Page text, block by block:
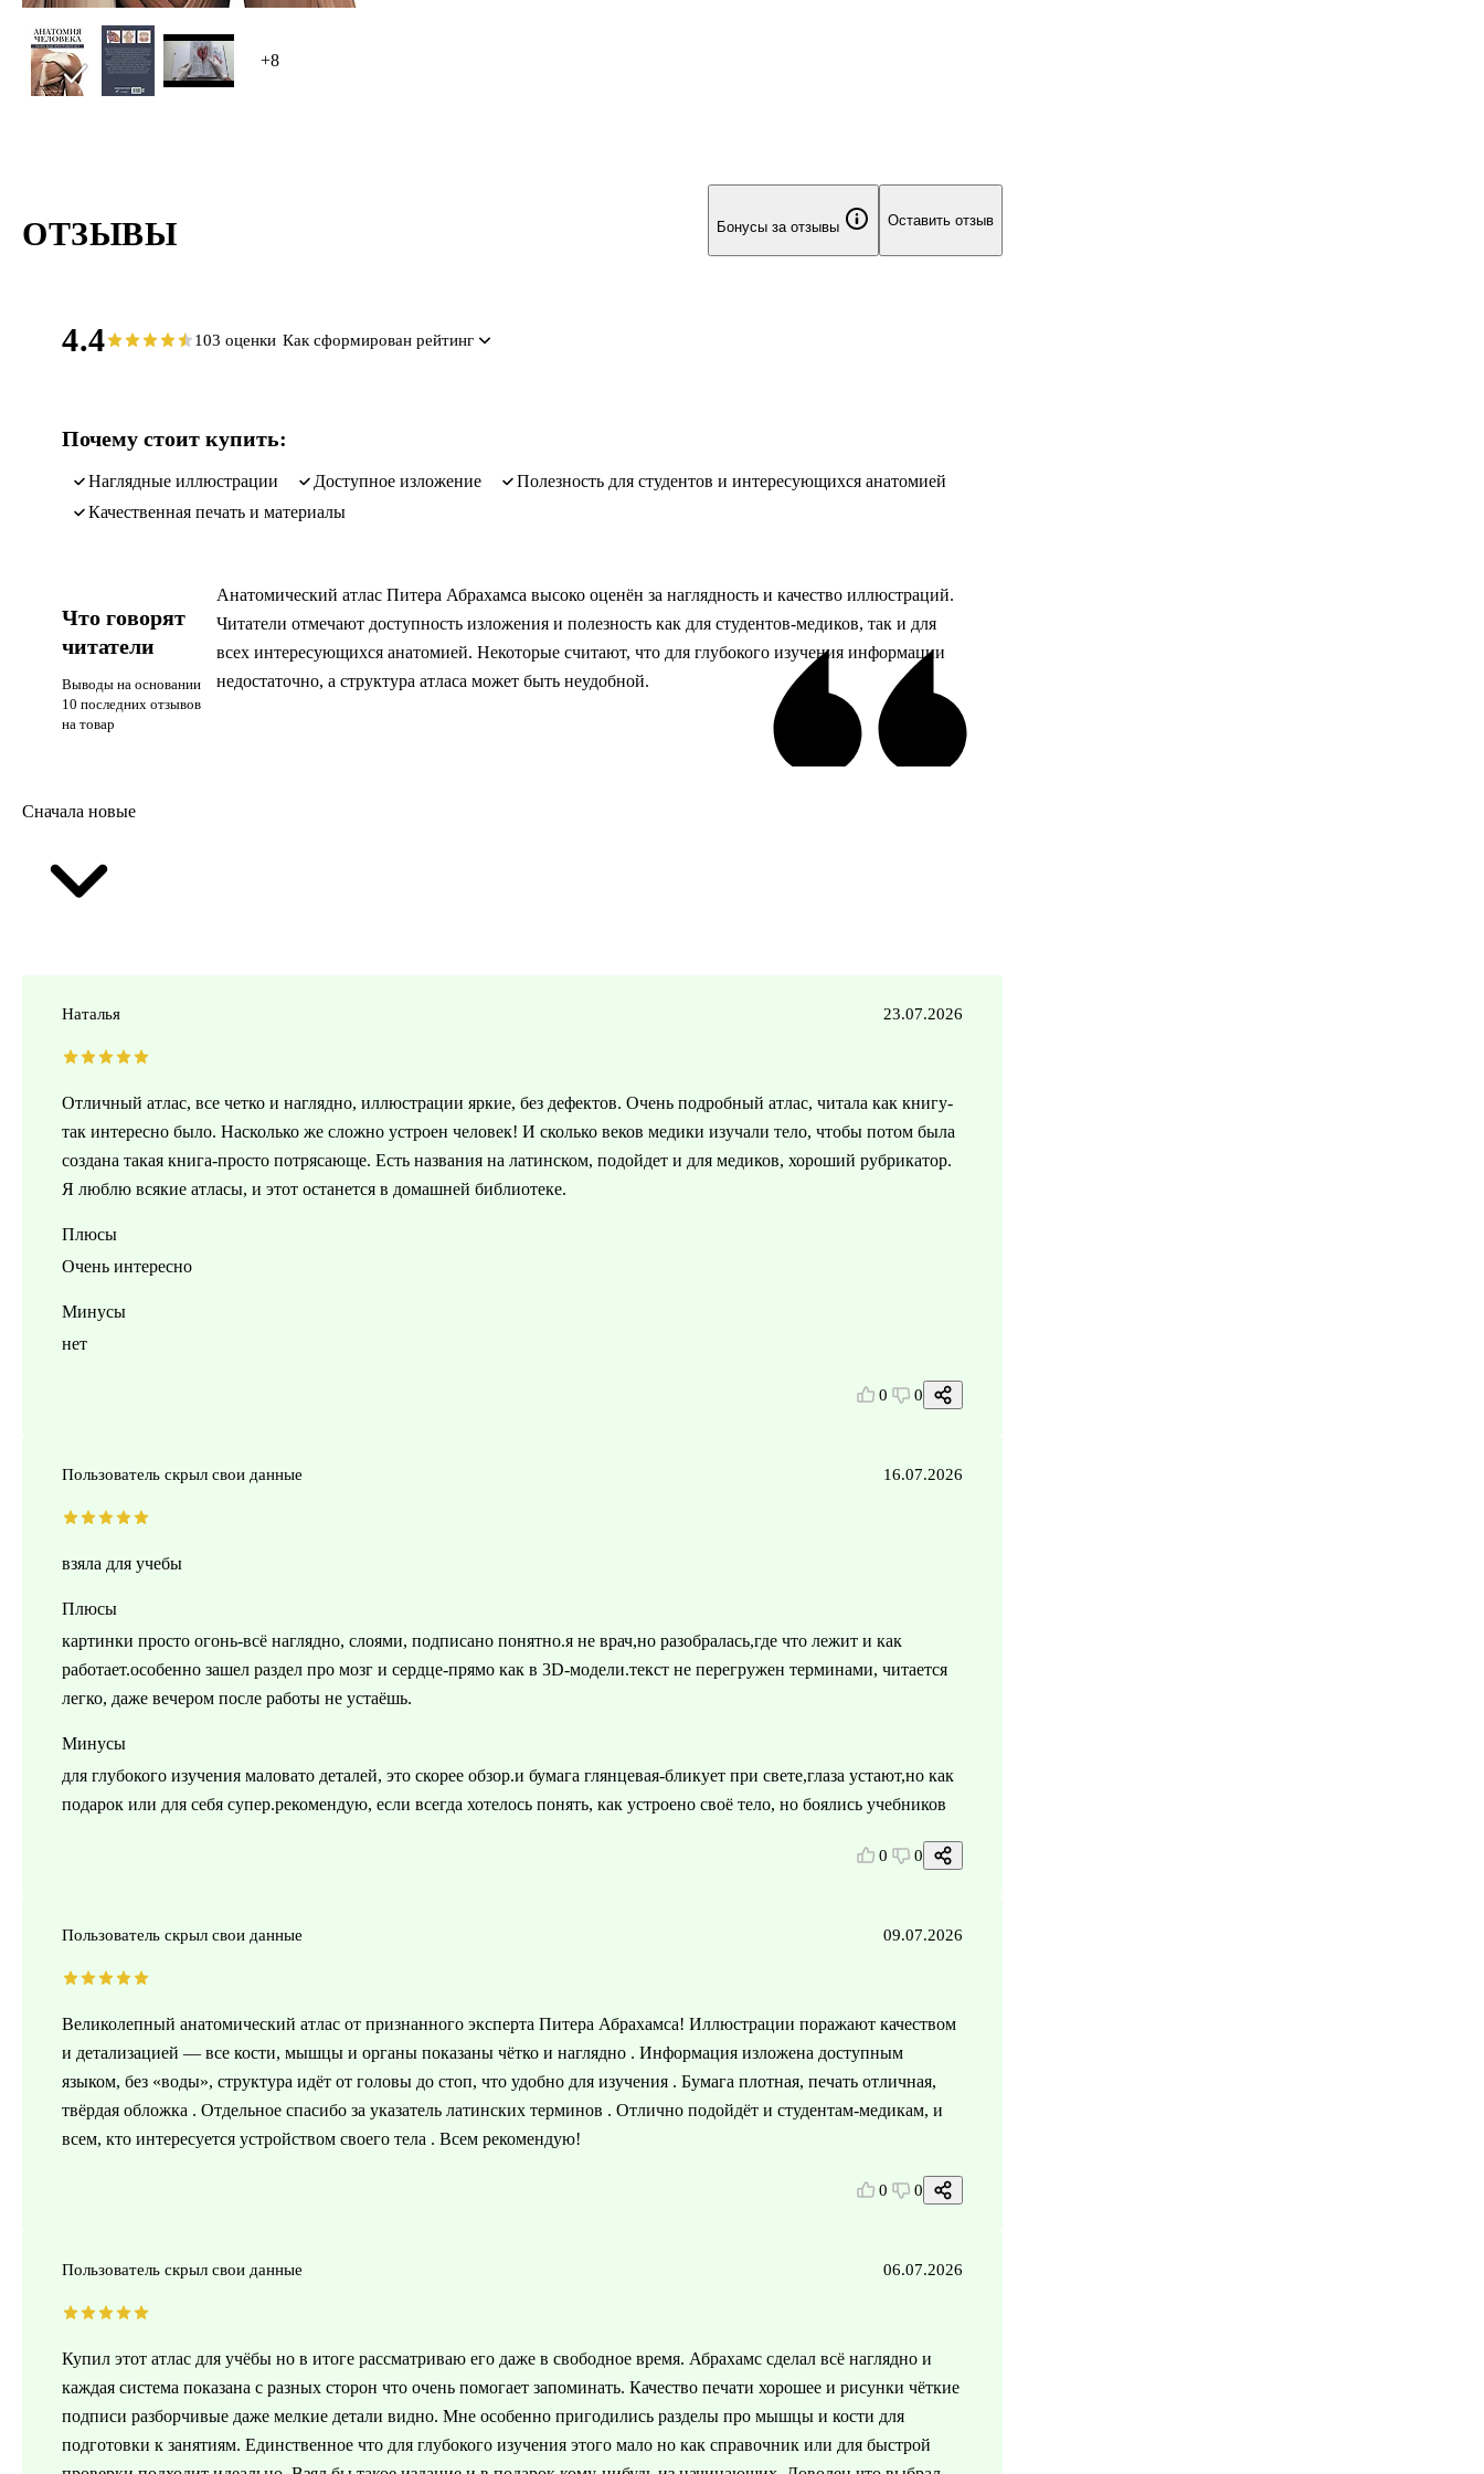
+8
ОТЗЫВЫ Бонусы за отзывы Оставить отзыв
4.4 103 оценки Как сформирован рейтинг
Почему стоит купить:
наглядные иллюстрации доступное изложение
полезность для студентов и интересующихся анатомией
качественная печать и материалы
Что говорят
читатели
Выводы на основании
10 последних отзывов
на товар
Анатомический атлас Питера Абрахамса высоко оценён за наглядность и качество иллюстраций.
Читатели отмечают доступность изложения и полезность как для студентов-медиков, так и для
всех интересующихся анатомией. Некоторые считают, что для глубокого изучения информации
недостаточно, а структура атласа может быть неудобной.
Сначала новые
Наталья 23.07.2026
Отличный атлас, все четко и наглядно, иллюстрации яркие, без дефектов. Очень подробный атлас, читала как книгу-
так интересно было. Насколько же сложно устроен человек! И сколько веков медики изучали тело, чтобы потом была
создана такая книга-просто потрясающе. Есть названия на латинском, подойдет и для медиков, хороший рубрикатор.
Я люблю всякие атласы, и этот останется в домашней библиотеке.
Плюсы
Очень интересно
Минусы
нет
0 0
Пользователь скрыл свои данные 16.07.2026
взяла для учебы
Плюсы
картинки просто огонь-всё наглядно, слоями, подписано понятно.я не врач,но разобралась,где что лежит и как
работает.особенно зашел раздел про мозг и сердце-прямо как в 3D-модели.текст не перегружен терминами, читается
легко, даже вечером после работы не устаёшь.
Минусы
для глубокого изучения маловато деталей, это скорее обзор.и бумага глянцевая-бликует при свете,глаза устают,но как
подарок или для себя супер.рекомендую, если всегда хотелось понять, как устроено своё тело, но боялись учебников
0 0
Пользователь скрыл свои данные 09.07.2026
Великолепный анатомический атлас от признанного эксперта Питера Абрахамса! Иллюстрации поражают качеством
и детализацией — все кости, мышцы и органы показаны чётко и наглядно . Информация изложена доступным
языком, без «воды», структура идёт от головы до стоп, что удобно для изучения . Бумага плотная, печать отличная,
твёрдая обложка . Отдельное спасибо за указатель латинских терминов . Отлично подойдёт и студентам-медикам, и
всем, кто интересуется устройством своего тела . Всем рекомендую!
0 0
Пользователь скрыл свои данные 06.07.2026
Купил этот атлас для учёбы но в итоге рассматриваю его даже в свободное время. Абрахамс сделал всё наглядно и
каждая система показана с разных сторон что очень помогает запоминать. Качество печати хорошее и рисунки чёткие
подписи разборчивые даже мелкие детали видно. Мне особенно пригодились разделы про мышцы и кости для
подготовки к занятиям. Единственное что для глубокого изучения этого мало но как справочник или для быстрой